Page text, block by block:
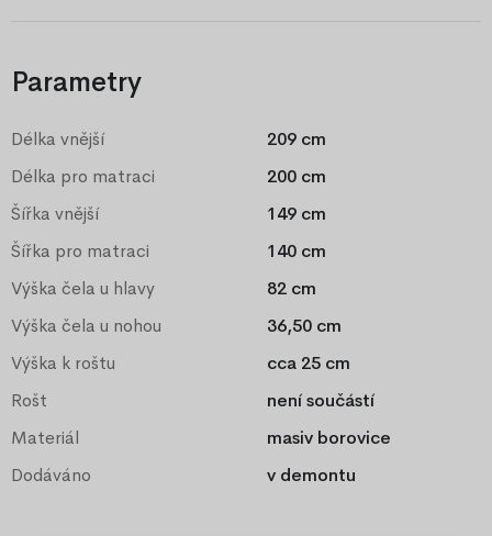
Parametry
Délka vnější
209 cm
Délka pro matraci
200 cm
Šířka vnější
149 cm
Šířka pro matraci
140 cm
Výška čela u hlavy
82 cm
Výška čela u nohou
36,50 cm
Výška k roštu
cca 25 cm
Rošt
není součástí
Materiál
masiv borovice
Dodáváno
v demontu